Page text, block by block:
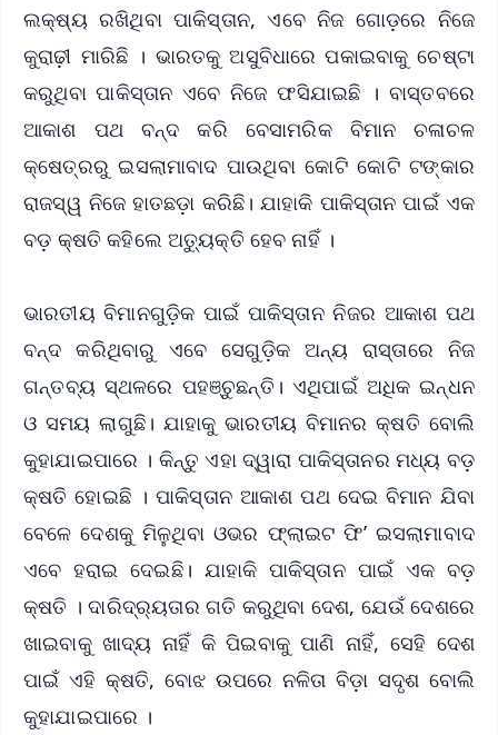
ଲକ୍ଷ୍ୟ ରଖିଥିବା ପାକିସ୍ତାନ, ଏବେ ନିଜ ଗୋଡ଼ରେ ନିଜେ
କୁରାଢ଼ୀ ମାରିଛି । ଭାରତକୁ ଅସୁବିଧାରେ ପକାଇବାକୁ ଚେଷ୍ଟା
କରୁଥିବା ପାକିସ୍ତାନ ଏବେ ନିଜେ ଫସିଯାଇଛି । ବାସ୍ତବରେ
ଆକାଶ ପଥ ବନ୍ଦ କରି ବେସାମରିକ ବିମାନ ଚଳାଚଳ
କ୍ଷେତ୍ରରୁ ଇସଲାମାବାଦ ପାଉଥିବା କୋଟି କୋଟି ଟଙ୍କାର
ରାଜସ୍ୱ ନିଜେ ହାତଛଡ଼ା କରିଛି। ଯାହାକି ପାକିସ୍ତାନ ପାଇଁ ଏକ
ବଡ଼ କ୍ଷତି କହିଲେ ଅତ୍ୟୁକ୍ତି ହେବ ନାହିଁ ।
ଭାରତୀୟ ବିମାନଗୁଡ଼ିକ ପାଇଁ ପାକିସ୍ତାନ ନିଜର ଆକାଶ ପଥ
ବନ୍ଦ କରିଥିବାରୁ ଏବେ ସେଗୁଡ଼ିକ ଅନ୍ୟ ରାସ୍ତାରେ ନିଜ
ଗନ୍ତବ୍ୟ ସ୍ଥଳରେ ପହଞ୍ଚୁଛନ୍ତି। ଏଥିପାଇଁ ଅଧିକ ଇନ୍ଧନ
ଓ ସମୟ ଲାଗୁଛି। ଯାହାକୁ ଭାରତୀୟ ବିମାନର କ୍ଷତି ବୋଲି
କୁହାଯାଇପାରେ । କିନ୍ତୁ ଏହା ଦ୍ୱାରା ପାକିସ୍ତାନର ମଧ୍ୟ ବଡ଼
କ୍ଷତି ହୋଇଛି । ପାକିସ୍ତାନ ଆକାଶ ପଥ ଦେଇ ବିମାନ ଯିବା
ବେଳେ ଦେଶକୁ ମିଳୁଥିବା ଓଭର ଫ୍ଲାଇଟ ଫି’ ଇସଲାମାବାଦ
ଏବେ ହରାଇ ଦେଇଛି। ଯାହାକି ପାକିସ୍ତାନ ପାଇଁ ଏକ ବଡ଼
କ୍ଷତି । ଦାରିଦ୍ର୍ୟତାର ଗତି କରୁଥିବା ଦେଶ, ଯେଉଁ ଦେଶରେ
ଖାଇବାକୁ ଖାଦ୍ୟ ନାହିଁ କି ପିଇବାକୁ ପାଣି ନାହିଁ, ସେହି ଦେଶ
ପାଇଁ ଏହି କ୍ଷତି, ବୋଝ ଉପରେ ନଳିତା ବିଡ଼ା ସଦୃଶ ବୋଲି
କୁହାଯାଇପାରେ ।